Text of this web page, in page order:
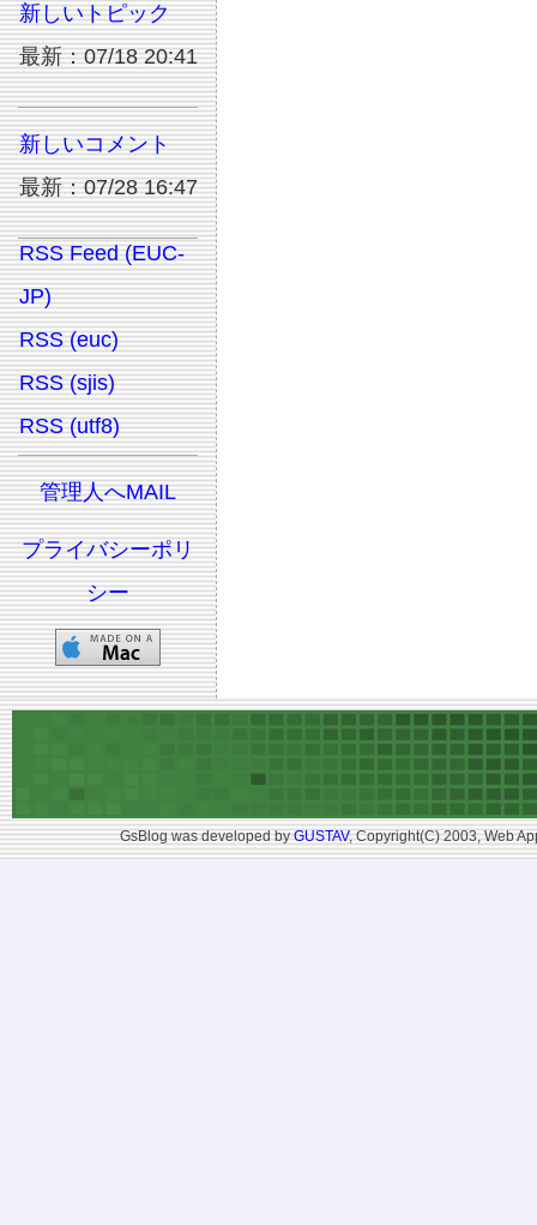
新しいトピック
最新：07/18 20:41
新しいコメント
最新：07/28 16:47
RSS Feed (EUC-
JP)
RSS (euc)
RSS (sjis)
RSS (utf8)
管理人へMAIL
プライバシーポリ
シー
GsBlog was developed byGUSTAV, Copyright(C) 2003, Web